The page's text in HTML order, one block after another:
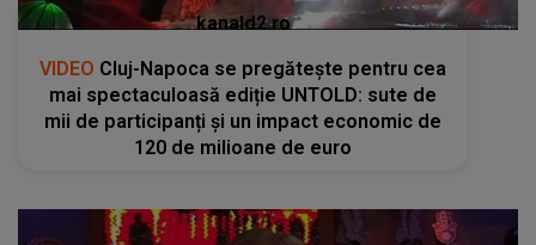
kanald2.ro
VIDEO Cluj-Napoca se pregătește pentru cea
mai spectaculoasă ediție UNTOLD: sute de
mii de participanți și un impact economic de
120 de milioane de euro